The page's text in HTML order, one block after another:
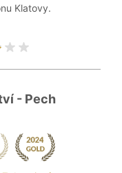
Klatovy.
- Pech